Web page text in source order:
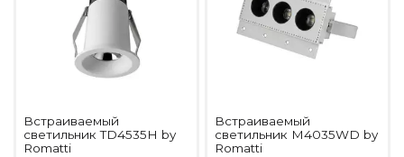
Встраиваемый
светильник TD4535H by
Romatti
Встраиваемый
светильник M4035WD by
Romatti